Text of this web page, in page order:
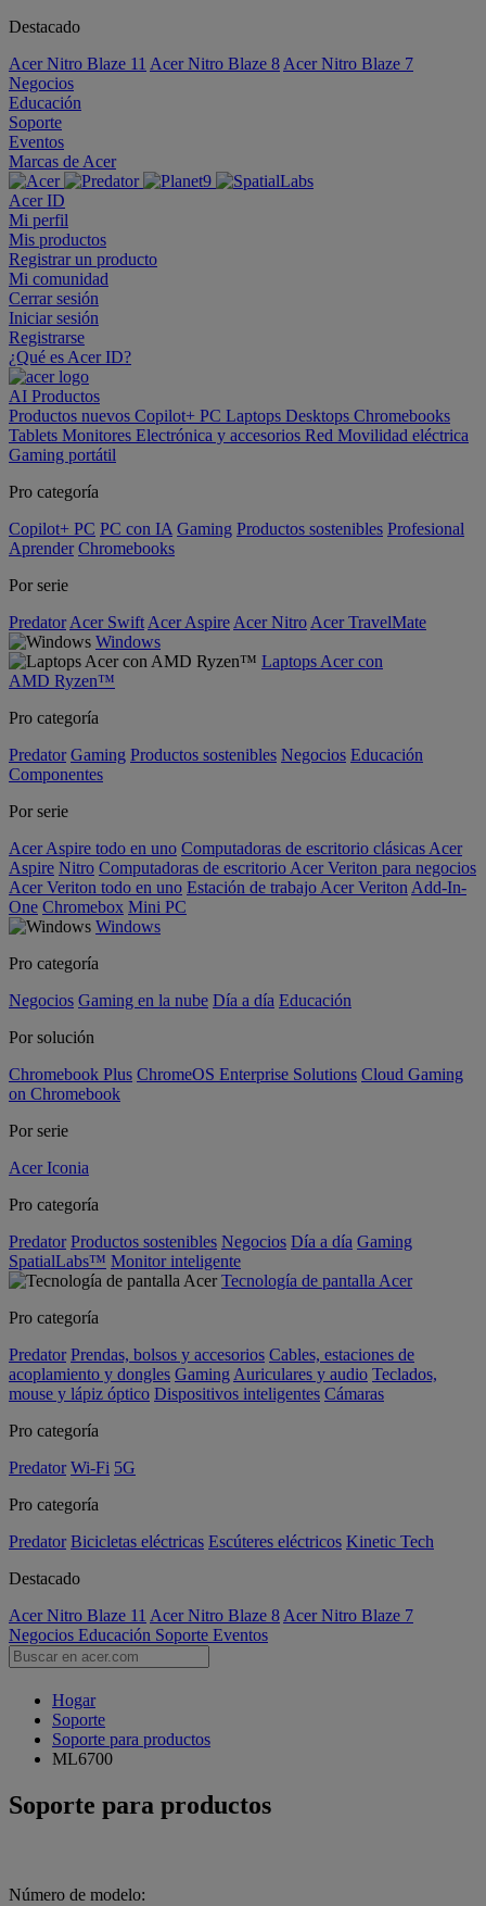
Destacado
Acer Nitro Blaze 11 Acer Nitro Blaze 8 Acer Nitro Blaze 7
Negocios
Educación
Soporte
Eventos
Marcas de Acer
Acer ID
Mi perfil
Mis productos
Registrar un producto
Mi comunidad
Cerrar sesión
Iniciar sesión
Registrarse
¿Qué es Acer ID?
AI Productos
Productos nuevos Copilot+ PC Laptops Desktops Chromebooks
Tablets Monitores Electrónica y accesorios Red Movilidad eléctrica
Gaming portátil
Pro categoría
Copilot+ PC PC con IA Gaming Productos sostenibles Profesional
Aprender Chromebooks
Por serie
Predator Acer Swift Acer Aspire Acer Nitro Acer TravelMate
Windows
Laptops Acer con
AMD Ryzen™
Pro categoría
Predator Gaming Productos sostenibles Negocios Educación
Componentes
Por serie
Acer Aspire todo en uno Computadoras de escritorio clásicas Acer
Aspire Nitro Computadoras de escritorio Acer Veriton para negocios
Acer Veriton todo en uno Estación de trabajo Acer Veriton Add-In-
One Chromebox Mini PC
Windows
Pro categoría
Negocios Gaming en la nube Día a día Educación
Por solución
Chromebook Plus ChromeOS Enterprise Solutions Cloud Gaming
on Chromebook
Por serie
Acer Iconia
Pro categoría
Predator Productos sostenibles Negocios Día a día Gaming
SpatialLabs™ Monitor inteligente
Tecnología de pantalla Acer
Pro categoría
Predator Prendas, bolsos y accesorios Cables, estaciones de
acoplamiento y dongles Gaming Auriculares y audio Teclados,
mouse y lápiz óptico Dispositivos inteligentes Cámaras
Pro categoría
Predator Wi-Fi 5G
Pro categoría
Predator Bicicletas eléctricas Escúteres eléctricos Kinetic Tech
Destacado
Acer Nitro Blaze 11 Acer Nitro Blaze 8 Acer Nitro Blaze 7
Negocios Educación Soporte Eventos
Hogar
Soporte
Soporte para productos
ML6700
Soporte para productos
Número de modelo: